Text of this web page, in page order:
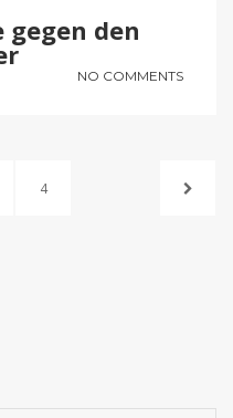
gegen den
NO COMMENTS
4